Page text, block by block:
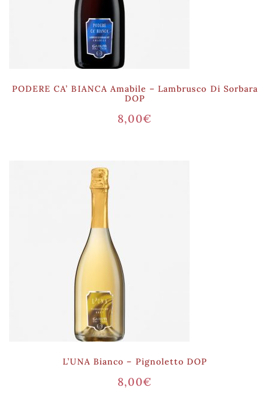
PODERE CA’ BIANCA Amabile – Lambrusco Di Sorbara
DOP
8,00€
L’UNA Bianco – Pignoletto DOP
8,00€